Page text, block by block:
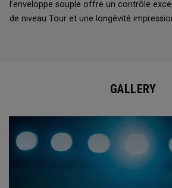
l’enveloppe souple offre un contrôle
de niveau Tour et une longévité
GALLERY